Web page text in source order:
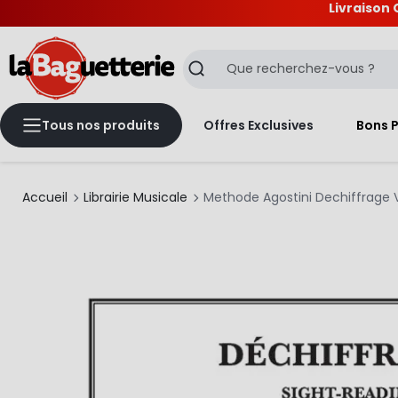
Livraison
Recherche
Tous nos produits Offres Exclusives Bons
Accueil Librairie Musicale Methode Agostini Dechiffrage